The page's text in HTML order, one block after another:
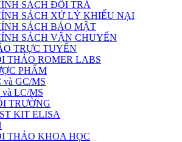
SÁCH ĐỔI TRẢ
SÁCH XỬ LÝ KHIẾU NẠI
SÁCH BẢO MẬT
SÁCH VẬN CHUYỂN
TRỰC TUYẾN
THẢO ROMER LABS
PHẨM
và GC/MS
LC/MS
TRƯỜNG
KIT ELISA
THẢO KHOA HỌC